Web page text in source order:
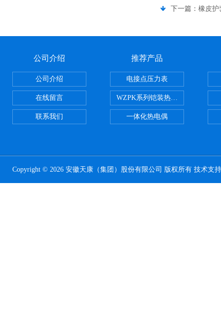
下一篇： 橡皮护
公司介绍
公司介绍
在线留言
联系我们
推荐产品
电接点压力表
WZPK系列铠装热电阻
一体化热电偶
Copyright © 2026 安徽天康（集团）股份有限公司 版权所有 技术支